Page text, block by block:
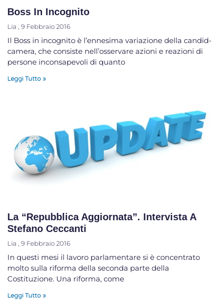
Boss In Incognito
Lia 9 Febbraio 2016
Il Boss in incognito è l’ennesima variazione della candid-
camera, che consiste nell’osservare azioni e reazioni di
persone inconsapevoli di quanto
Leggi Tutto »
La “Repubblica Aggiornata”. Intervista A
Stefano Ceccanti
Lia 9 Febbraio 2016
In questi mesi il lavoro parlamentare si è concentrato
molto sulla riforma della seconda parte della
Costituzione. Una riforma, come
Leggi Tutto »